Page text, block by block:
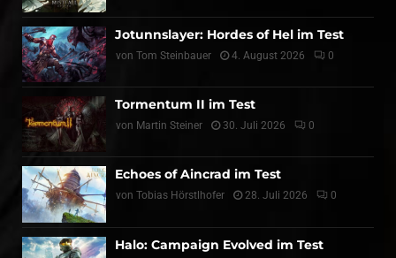
Jotunnslayer: Hordes of Hel im Test
von Tom Steinbauer 4. August 2026 0
Tormentum II im Test
von Martin Steiner 30. Juli 2026 0
Echoes of Aincrad im Test
von Tobias Hörstlhofer 28. Juli 2026 0
Halo: Campaign Evolved im Test